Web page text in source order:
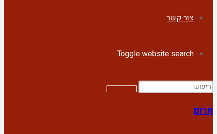
צור קשר
Toggle website search
תרום